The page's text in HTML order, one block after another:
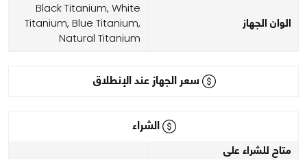
الوان الجهاز
Black Titanium, White
Titanium, Blue Titanium,
Natural Titanium
سعر الجهاز عند الإنطلاق
الشراء
متاح للشراء على